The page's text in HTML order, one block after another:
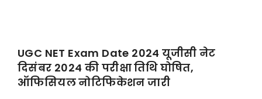
UGC NET Exam Date 2024 यूजीसी नेट
दिसंबर 2024 की परीक्षा तिथि घोषित,
ऑफिसियल नोटिफिकेशन जारी